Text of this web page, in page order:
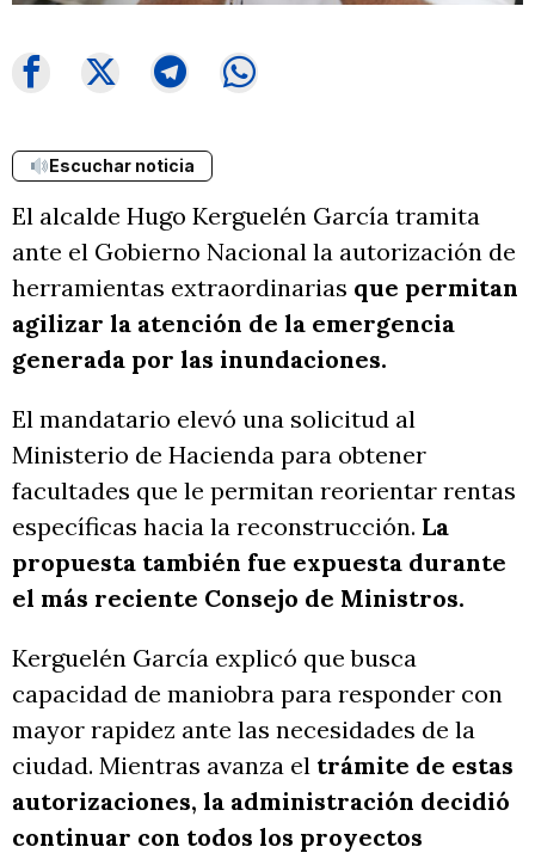
Escuchar noticia
El alcalde Hugo Kerguelén García tramita
ante el Gobierno Nacional la autorización de
herramientas extraordinarias que permitan
agilizar la atención de la emergencia
generada por las inundaciones.
El mandatario elevó una solicitud al
Ministerio de Hacienda para obtener
facultades que le permitan reorientar rentas
específicas hacia la reconstrucción. La
propuesta también fue expuesta durante
el más reciente Consejo de Ministros.
Kerguelén García explicó que busca
capacidad de maniobra para responder con
mayor rapidez ante las necesidades de la
ciudad. Mientras avanza el trámite de estas
autorizaciones, la administración decidió
continuar con todos los proyectos